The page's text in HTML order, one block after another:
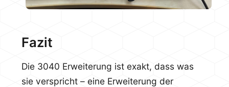
Fazit
Die 3040 Erweiterung ist exakt, dass was
sie verspricht – eine Erweiterung der